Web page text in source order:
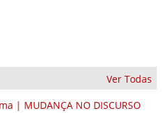
Ver Todas
| MUDANÇA NO DISCURSO